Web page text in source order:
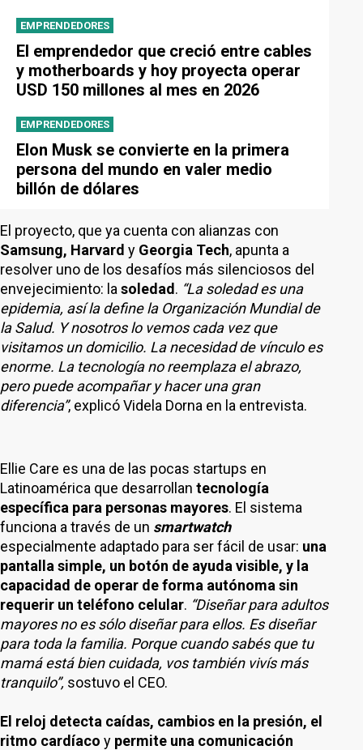
EMPRENDEDORES
El emprendedor que creció entre cables
y motherboards y hoy proyecta operar
USD 150 millones al mes en 2026
EMPRENDEDORES
Elon Musk se convierte en la primera
persona del mundo en valer medio
billón de dólares
El proyecto, que ya cuenta con alianzas con
Samsung, Harvard y Georgia Tech, apunta a
resolver uno de los desafíos más silenciosos del
envejecimiento: la soledad . “La soledad es una
epidemia, así la define la Organización Mundial de
la Salud. Y nosotros lo vemos cada vez que
visitamos un domicilio. La necesidad de vínculo es
enorme. La tecnología no reemplaza el abrazo,
pero puede acompañar y hacer una gran
diferencia”, explicó Videla Dorna en la entrevista.
Ellie Care es una de las pocas startups en
Latinoamérica que desarrollan tecnología
específica para personas mayores. El sistema
funciona a través de un smartwatch
especialmente adaptado para ser fácil de usar: una
pantalla simple, un botón de ayuda visible, y la
capacidad de operar de forma autónoma sin
requerir un teléfono celular. “Diseñar para adultos
mayores no es sólo diseñar para ellos. Es diseñar
para toda la familia. Porque cuando sabés que tu
mamá está bien cuidada, vos también vivís más
tranquilo”, sostuvo el CEO.
El reloj detecta caídas, cambios en la presión, el
ritmo cardíaco y permite una comunicación